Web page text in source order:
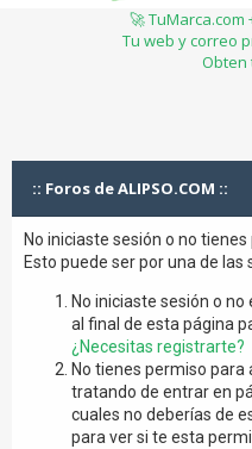
🚀 TuMarca.com
Tu web y correo
Obten
:: Foros de ALIPSO.COM ::
No iniciaste sesión o no
Esto puede ser por una de
No iniciaste sesión o
al final de esta página
¿Necesitas registrarte?
No tienes permiso para
tratando de entrar en
cuales no deberías de
para ver si te esta